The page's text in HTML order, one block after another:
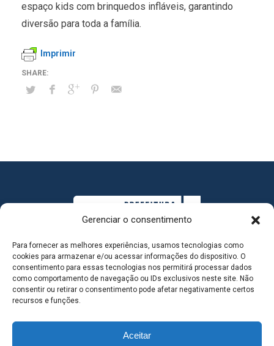
Gerenciar o consentimento
Para fornecer as melhores experiências, usamos tecnologias como
cookies para armazenar e/ou acessar informações do dispositivo. O
consentimento para essas tecnologias nos permitirá processar dados
como comportamento de navegação ou IDs exclusivos neste site. Não
consentir ou retirar o consentimento pode afetar negativamente certos
recursos e funções.
Aceitar
espaço kids com brinquedos infláveis, garantindo
diversão para toda a família.
Imprimir
MAPA DO SITE